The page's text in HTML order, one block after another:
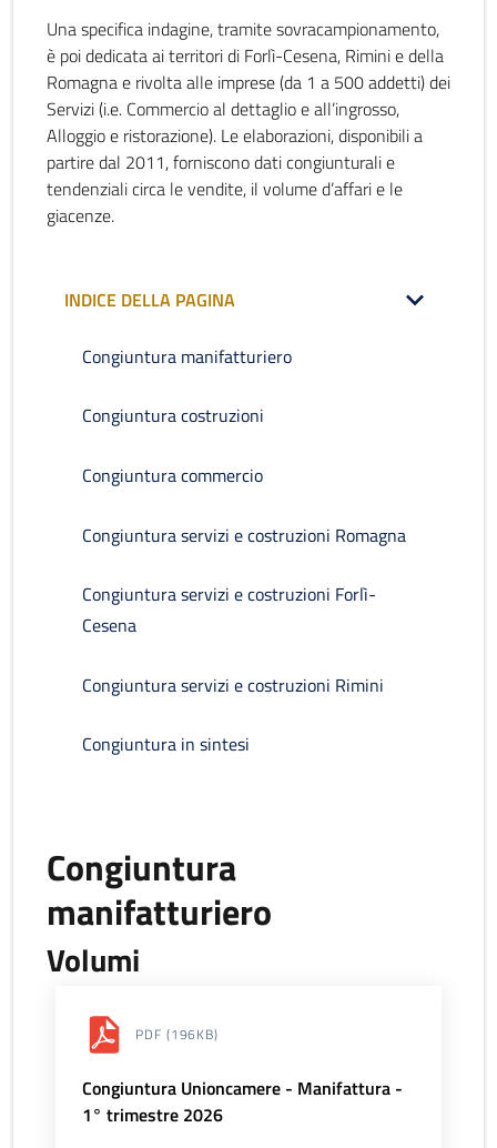
Una specifica indagine, tramite sovracampionamento,
è poi dedicata ai territori di Forlì-Cesena, Rimini e della
Romagna e rivolta alle imprese (da 1 a 500 addetti) dei
Servizi (i.e. Commercio al dettaglio e all’ingrosso,
Alloggio e ristorazione). Le elaborazioni, disponibili a
partire dal 2011, forniscono dati congiunturali e
tendenziali circa le vendite, il volume d’affari e le
giacenze.
INDICE DELLA PAGINA
Congiuntura manifatturiero
Congiuntura costruzioni
Congiuntura commercio
Congiuntura servizi e costruzioni Romagna
Congiuntura servizi e costruzioni Forlì-
Cesena
Congiuntura servizi e costruzioni Rimini
Congiuntura in sintesi
Congiuntura
manifatturiero
Volumi
PDF (196KB)
Congiuntura Unioncamere - Manifattura -
1° trimestre 2026